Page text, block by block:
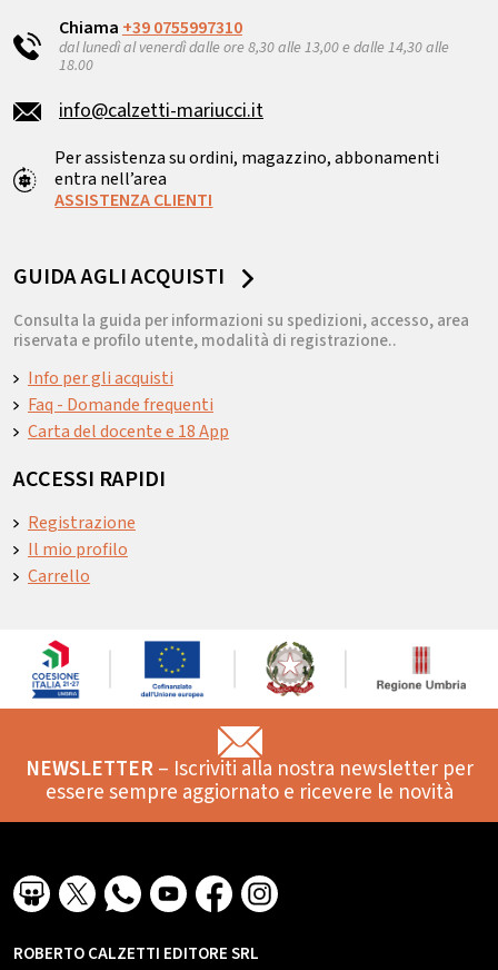
Chiama +39 0755997310
dal lunedì al venerdì dalle ore 8,30 alle 13,00 e dalle 14,30 alle
18.00
info@calzetti-mariucci.it
Per assistenza su ordini, magazzino, abbonamenti
entra nell’area
ASSISTENZA CLIENTI
GUIDA AGLI ACQUISTI
Consulta la guida per informazioni su spedizioni, accesso, area
riservata e profilo utente, modalità di registrazione..
Info per gli acquisti
Faq - Domande frequenti
Carta del docente e 18 App
ACCESSI RAPIDI
Registrazione
Il mio profilo
Carrello
NEWSLETTER– Iscriviti alla nostra newsletter per
essere sempre aggiornato e ricevere le novità
ROBERTO CALZETTI EDITORE SRL